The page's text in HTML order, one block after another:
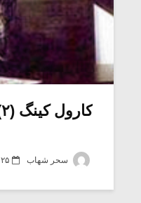
کارول کینگ (۲)
سحر شهاب ۲۵ مهر ۱۳۸۴